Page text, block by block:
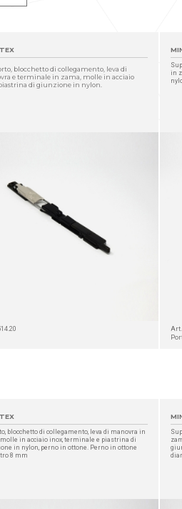
blocchetto di collegamento, leva di
e terminale in zama, molle in acciaio
di giunzione in nylon.
in
Art.
blocchetto di collegamento, leva di manovra in
molle in acciaio inox, terminale e piastrina di
in nylon, perno in ottone. Perno in ottone
8 mm